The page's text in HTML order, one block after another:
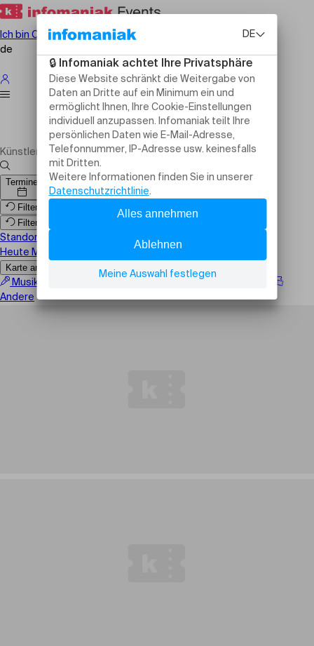
Ich bin Organisator
de
Shows, Veranstaltungen und
Aktivitäten Custom Region
Termine
Filter zurücksetzen
Filter zurücksetzen
Standort
Heute Morgen
Karte anzeigen
Musik
Andere